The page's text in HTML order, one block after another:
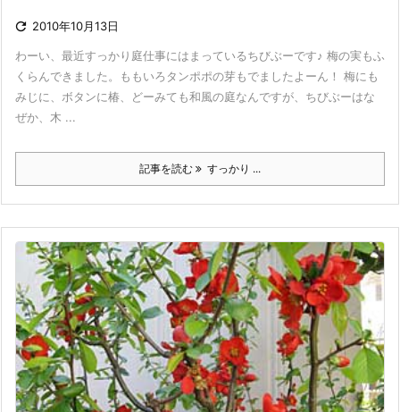
 2010年10月13日
わーい、最近すっかり庭仕事にはまっているちびぶーです♪ 梅の実もふ
くらんできました。ももいろタンポポの芽もでましたよーん！ 梅にも
みじに、ボタンに椿、どーみても和風の庭なんですが、ちびぶーはな
ぜか、木 ...
記事を読む すっかり ...